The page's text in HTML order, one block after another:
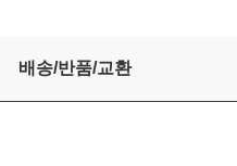
배송/반품/교환